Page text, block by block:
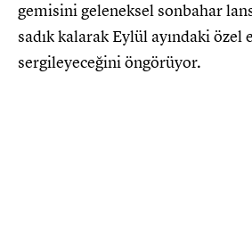
gemisini geleneksel sonbahar
sadık kalarak Eylül ayındaki özel
sergileyeceğini öngörüyor.